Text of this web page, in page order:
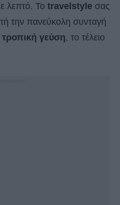
λεπτό. Το travelstyle σας
την πανεύκολη συνταγή
γεύση, το τέλειο